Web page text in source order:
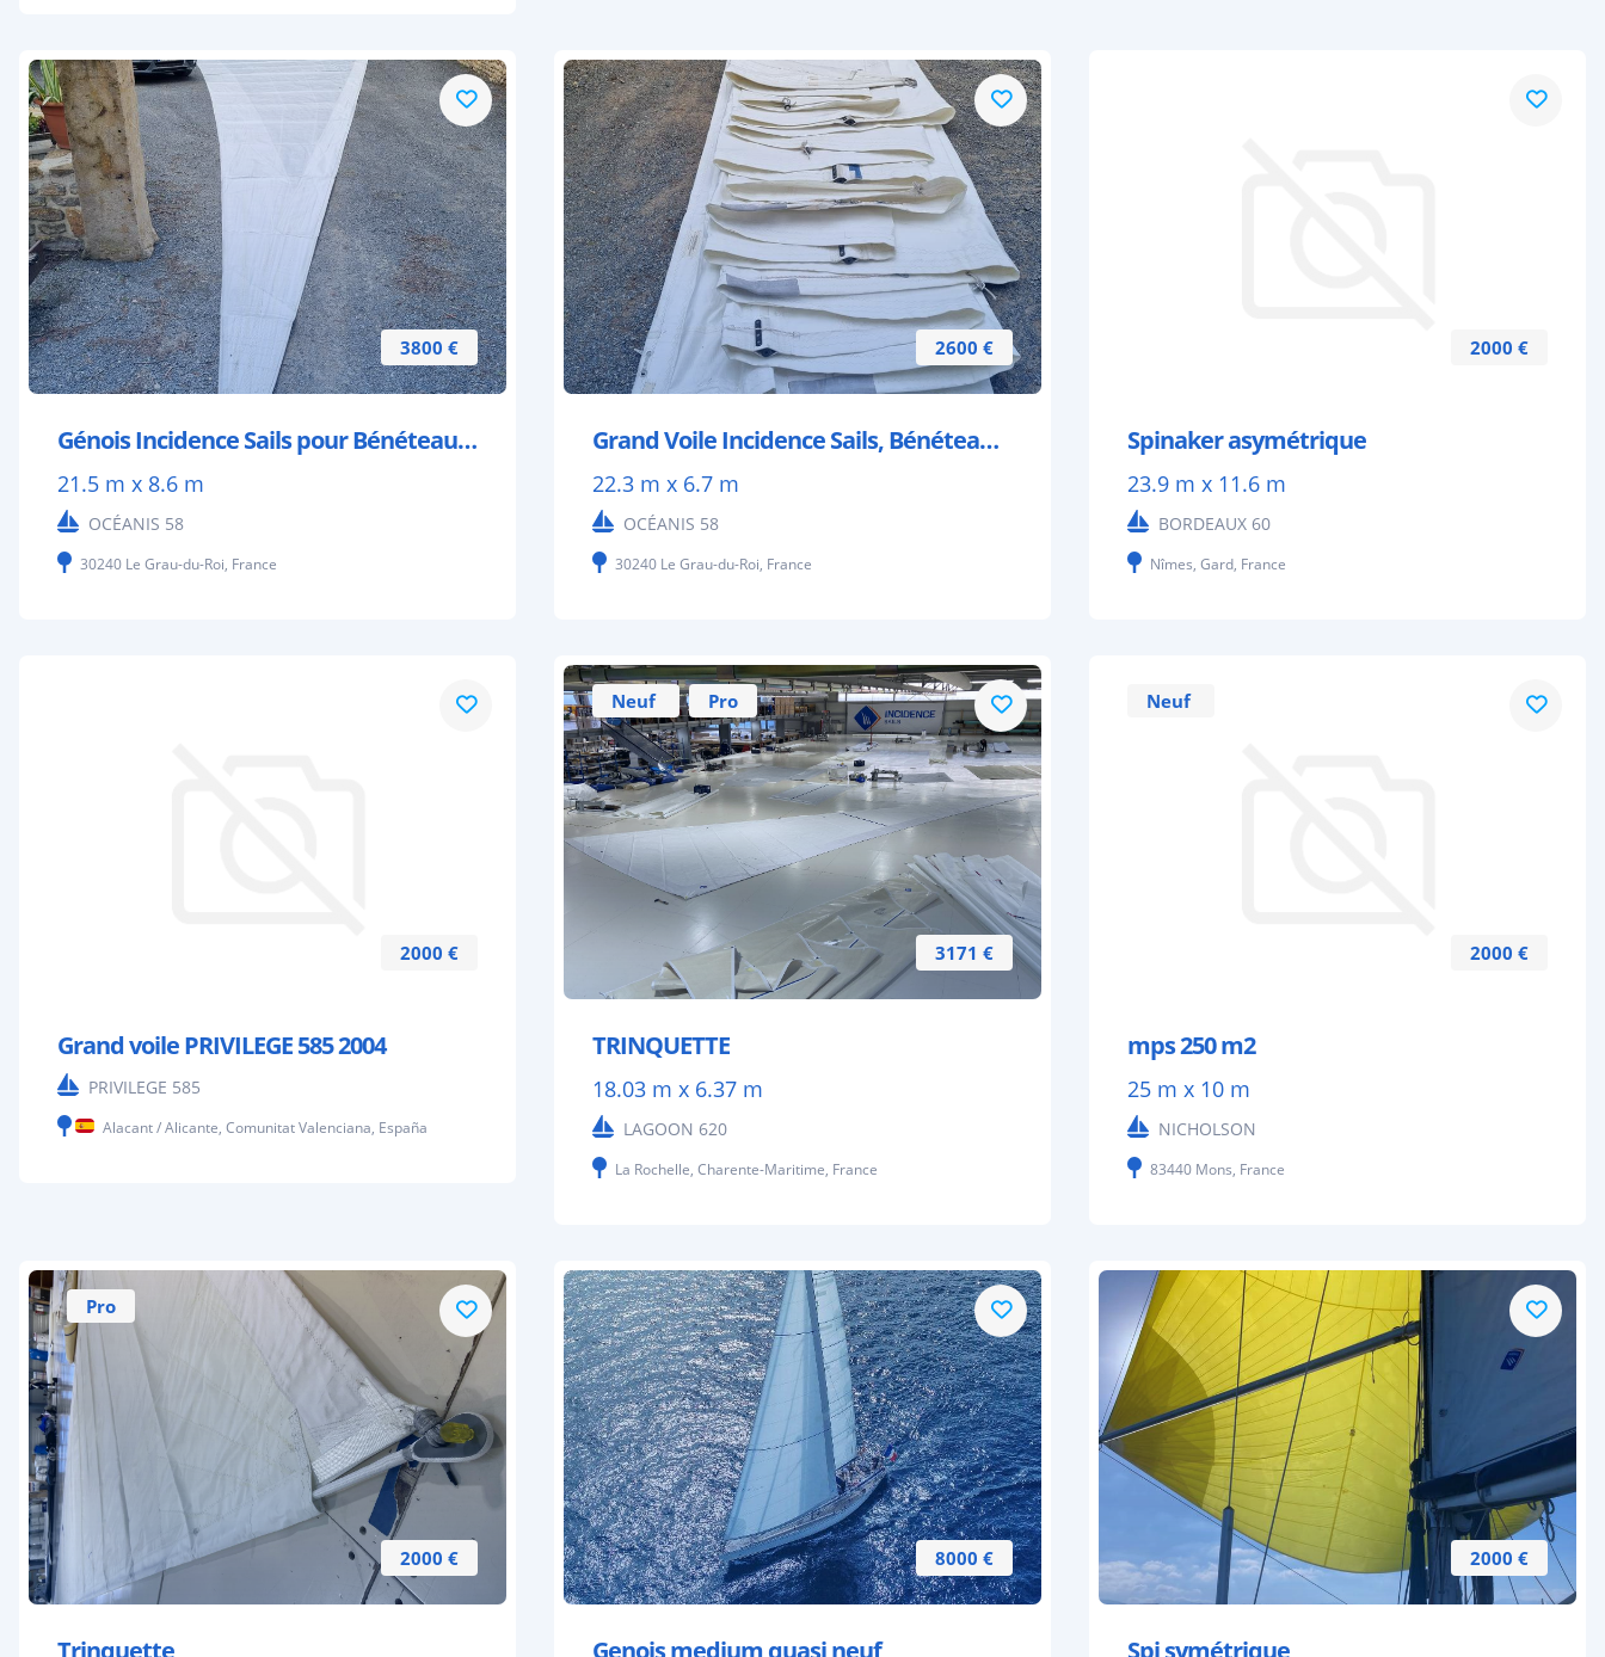
3800 €
Génois Incidence Sails pour Bénéteau Océanis 58
21.5 m x 8.6 m
OCÉANIS 58
30240 Le Grau-du-Roi, France
2600 €
Grand Voile Incidence Sails, Bénéteau Océanis 58
22.3 m x 6.7 m
OCÉANIS 58
30240 Le Grau-du-Roi, France
2000 €
Spinaker asymétrique
23.9 m x 11.6 m
BORDEAUX 60
Nîmes, Gard, France
2000 €
Grand voile PRIVILEGE 585 2004
PRIVILEGE 585
Alacant / Alicante, Comunitat Valenciana, España
3171 €
Neuf Pro
TRINQUETTE
18.03 m x 6.37 m
LAGOON 620
La Rochelle, Charente-Maritime, France
2000 €
Neuf
mps 250 m2
25 m x 10 m
NICHOLSON
83440 Mons, France
2000 €
Pro
Trinquette
8000 €
Genois medium quasi neuf
2000 €
Spi symétrique